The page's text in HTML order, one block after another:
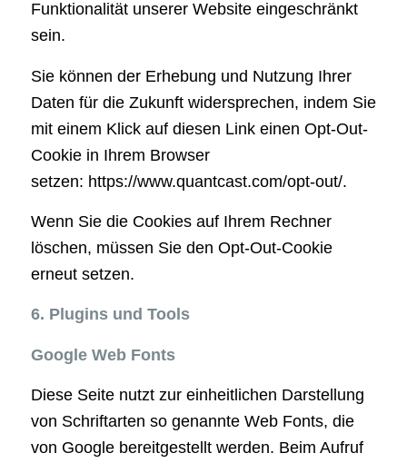
Funktionalität unserer Website eingeschränkt
sein.
Sie können der Erhebung und Nutzung Ihrer
Daten für die Zukunft widersprechen, indem Sie
mit einem Klick auf diesen Link einen Opt-Out-
Cookie in Ihrem Browser
setzen: https://www.quantcast.com/opt-out/.
Wenn Sie die Cookies auf Ihrem Rechner
löschen, müssen Sie den Opt-Out-Cookie
erneut setzen.
6. Plugins und Tools
Google Web Fonts
Diese Seite nutzt zur einheitlichen Darstellung
von Schriftarten so genannte Web Fonts, die
von Google bereitgestellt werden. Beim Aufruf